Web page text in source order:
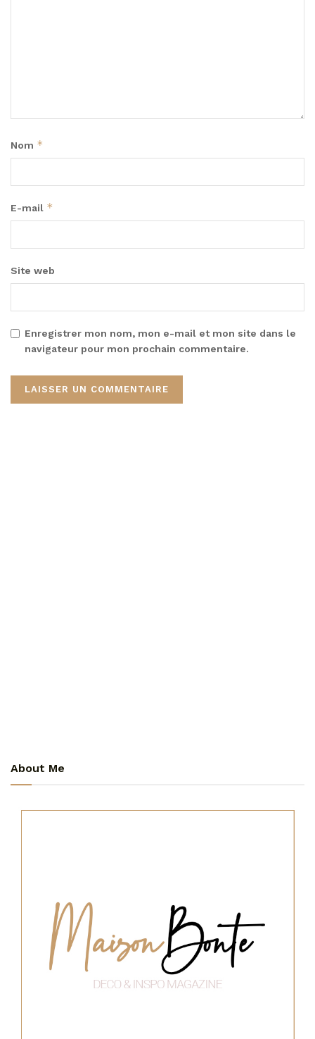
Nom *
E-mail *
Site web
Enregistrer mon nom, mon e-mail et mon site dans le
navigateur pour mon prochain commentaire.
About Me